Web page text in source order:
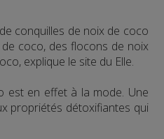
conquilles de noix de coco
coco, des flocons de noix
explique le site du Elle.
est en effet à la mode. Une
propriétés détoxifiantes qui